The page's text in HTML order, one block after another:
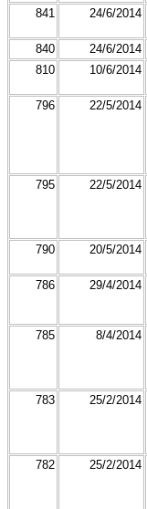
841 24/6/2014
840 24/6/2014
810
10/6/2014
796 22/5/2014
795 22/5/2014
790 20/5/2014
786 29/4/2014
785 8/4/2014
783 25/2/2014
782 25/2/2014